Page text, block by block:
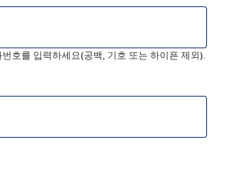
호를 입력하세요(공백, 기호 또는 하이픈 제외).